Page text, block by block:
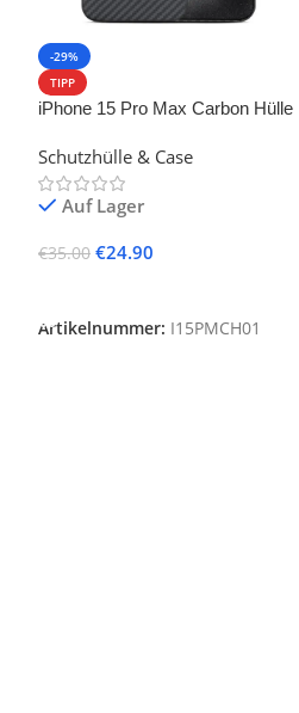
-29%
TIPP
iPhone 15 Pro Max Carbon Hülle
Schutzhülle & Case
Auf Lager
€35.00 €24.90
Artikelnummer: I15PMCH01